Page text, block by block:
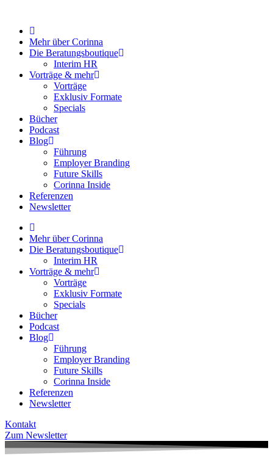
springen
Mehr über Corinna
Die Beratungsboutique
Interim HR
Vorträge & mehr
Vorträge
Exklusiv Formate
Specials
Bücher
Podcast
Blog
Führung
Employer Branding
Future Skills
Corinna Inside
Referenzen
Newsletter
Mehr über Corinna
Die Beratungsboutique
Interim HR
Vorträge & mehr
Vorträge
Exklusiv Formate
Specials
Bücher
Podcast
Blog
Führung
Employer Branding
Future Skills
Corinna Inside
Referenzen
Newsletter
Kontakt
Zum Newsletter